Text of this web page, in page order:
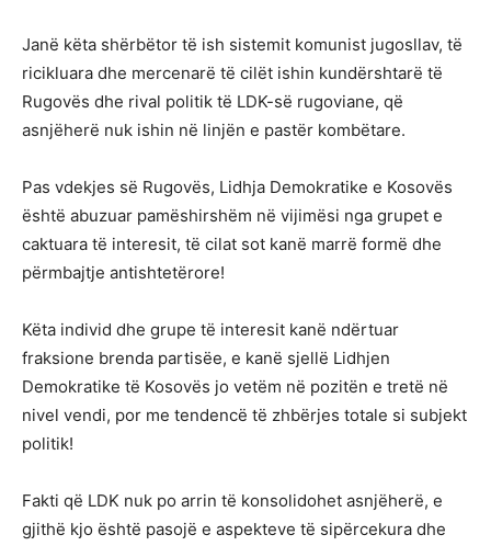
Janë këta shërbëtor të ish sistemit komunist jugosllav, të
ricikluara dhe mercenarë të cilët ishin kundërshtarë të
Rugovës dhe rival politik të LDK-së rugoviane, që
asnjëherë nuk ishin në linjën e pastër kombëtare.
Pas vdekjes së Rugovës, Lidhja Demokratike e Kosovës
është abuzuar pamëshirshëm në vijimësi nga grupet e
caktuara të interesit, të cilat sot kanë marrë formë dhe
përmbajtje antishtetërore!
Këta individ dhe grupe të interesit kanë ndërtuar
fraksione brenda partisëe, e kanë sjellë Lidhjen
Demokratike të Kosovës jo vetëm në pozitën e tretë në
nivel vendi, por me tendencë të zhbërjes totale si subjekt
politik!
Fakti që LDK nuk po arrin të konsolidohet asnjëherë, e
gjithë kjo është pasojë e aspekteve të sipërcekura dhe